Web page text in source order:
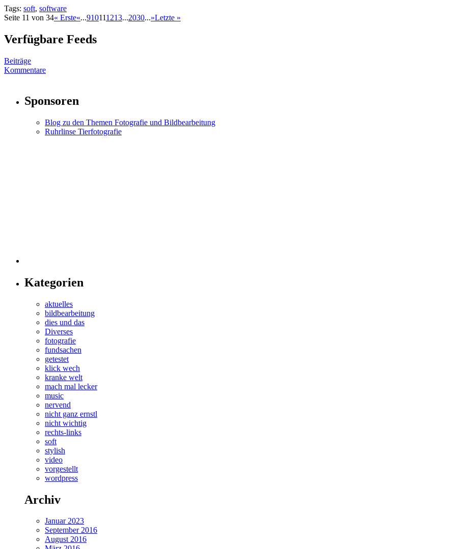
Tags: soft, software
Seite 11 von 34« Erste«...910111213...2030...»Letzte »
Verfügbare Feeds
Beiträge
Kommentare
Sponsoren
Blog zu den Themen Fotografie und Bildbearbeitung
Ruhrlinse Tierfotografie
Kategorien
aktuelles
bildbearbeitung
dies und das
Diverses
fotografie
fundsachen
getestet
klick wech
kranke welt
mach mal lecker
music
nervend
nicht ganz ernstl
nicht wichtig
rechts-links
soft
stylish
video
vorgestellt
wordpress
Archiv
Januar 2023
September 2016
August 2016